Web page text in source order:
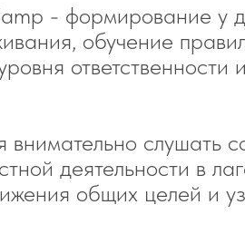
- формирование у
обучение
ответственности
слушать
деятельности в
общих целей и